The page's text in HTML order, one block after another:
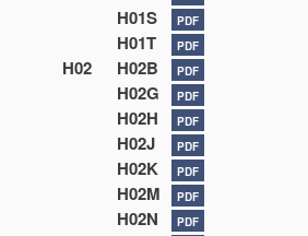
H01S PDF
H01T PDF
H02 H02B PDF
H02G PDF
H02H PDF
H02J PDF
H02K PDF
H02M PDF
H02N PDF